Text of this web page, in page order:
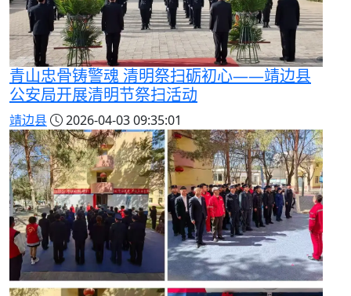
青山忠骨铸警魂 清明祭扫砺初心——靖边县
公安局开展清明节祭扫活动
靖边县 2026-04-03 09:35:01